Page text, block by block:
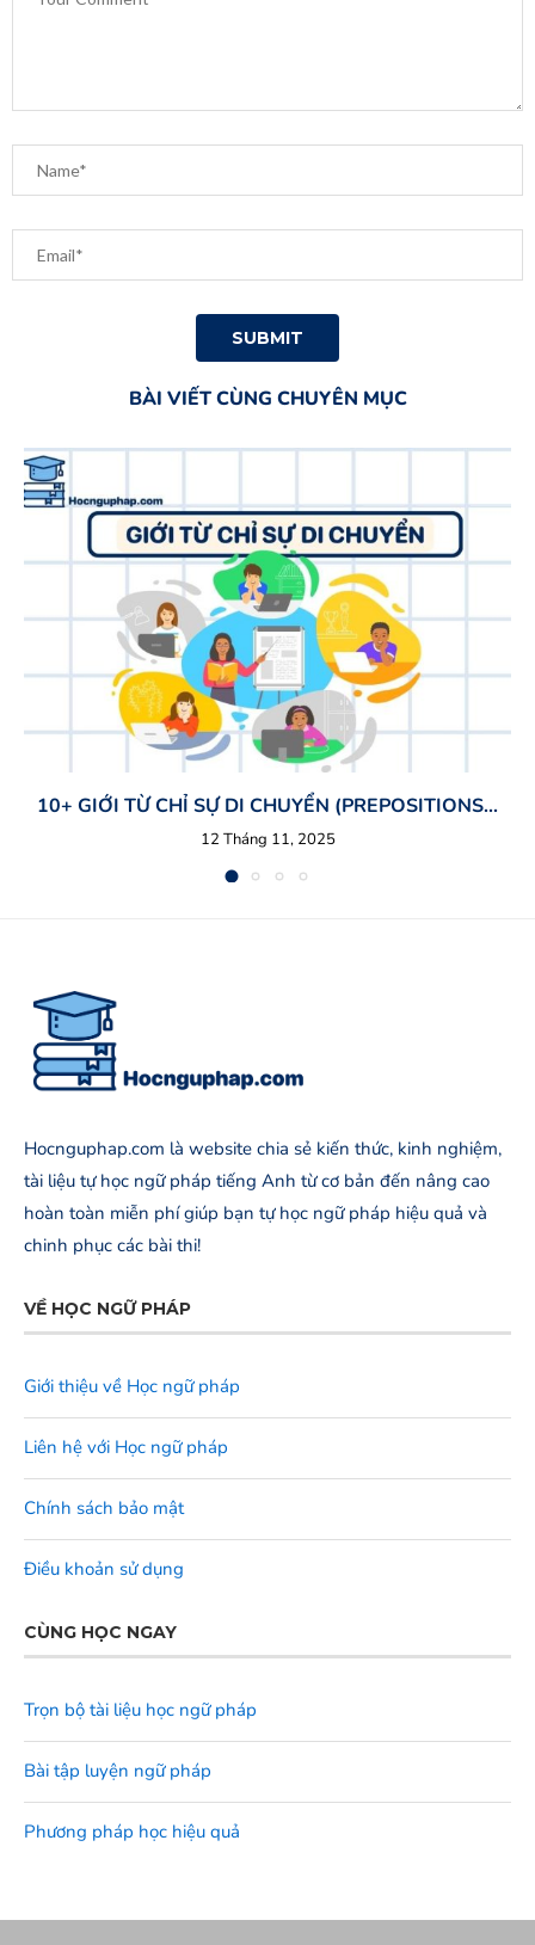
BÀI VIẾT CÙNG CHUYÊN MỤC
10+ GIỚI TỪ CHỈ SỰ DI CHUYỂN (PREPOSITIONS...
12 Tháng 11, 2025
Hocnguphap.com là website chia sẻ kiến thức, kinh nghiệm,
tài liệu tự học ngữ pháp tiếng Anh từ cơ bản đến nâng cao
hoàn toàn miễn phí giúp bạn tự học ngữ pháp hiệu quả và
chinh phục các bài thi!
VỀ HỌC NGỮ PHÁP
Giới thiệu về Học ngữ pháp
Liên hệ với Học ngữ pháp
Chính sách bảo mật
Điều khoản sử dụng
CÙNG HỌC NGAY
Trọn bộ tài liệu học ngữ pháp
Bài tập luyện ngữ pháp
Phương pháp học hiệu quả